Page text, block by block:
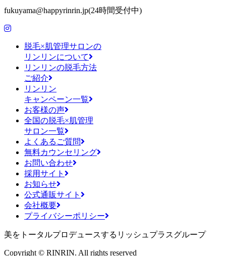
fukuyama@happyrinrin.jp(24時間受付中)
脱毛×肌管理サロンの
リンリンについて
リンリンの脱毛方法
ご紹介
リンリン
キャンペーン一覧
お客様の声
全国の脱毛×肌管理
サロン一覧
よくあるご質問
無料カウンセリング
お問い合わせ
採用サイト
お知らせ
公式通販サイト
会社概要
プライバシーポリシー
美をトータルプロデュースするリッシュプラスグループ
Copyright © RINRIN. All rights reserved